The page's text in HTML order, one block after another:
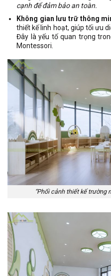
cạnh để đảm bảo an toàn.
Không gian lưu trữ thông
thiết kế linh hoạt, giúp tối ưu
Đây là yếu tố quan trọng
Montessori.
“Phối cảnh thiết kế trường